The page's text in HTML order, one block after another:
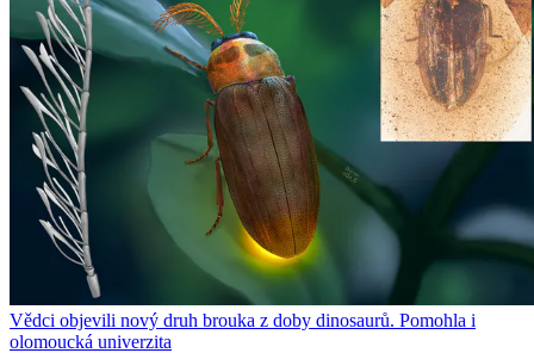
Vědci objevili nový druh brouka z doby dinosaurů. Pomohla i
olomoucká univerzita